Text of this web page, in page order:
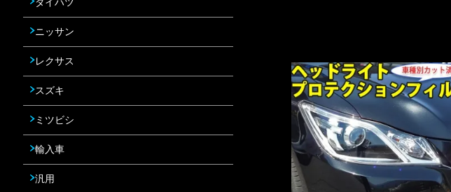
ニッサン
レクサス
スズキ
ミツビシ
輸入車
汎用